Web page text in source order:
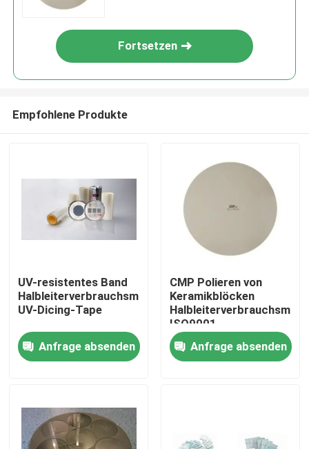
Zu Hause
Videos
Fortsetzen
Empfohlene Produkte
UV-resistentes Band
Halbleiterverbrauchsmaterialien
UV-Dicing-Tape
Anfrage absenden
CMP Polieren von
Keramikblöcken
ISO9001
Anfrage absenden